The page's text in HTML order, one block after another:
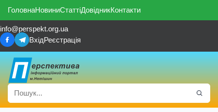
ГоловнаНовиниСтаттіДовідникКонтакти
info@perspekt.org.ua
ВхідРеєстрація